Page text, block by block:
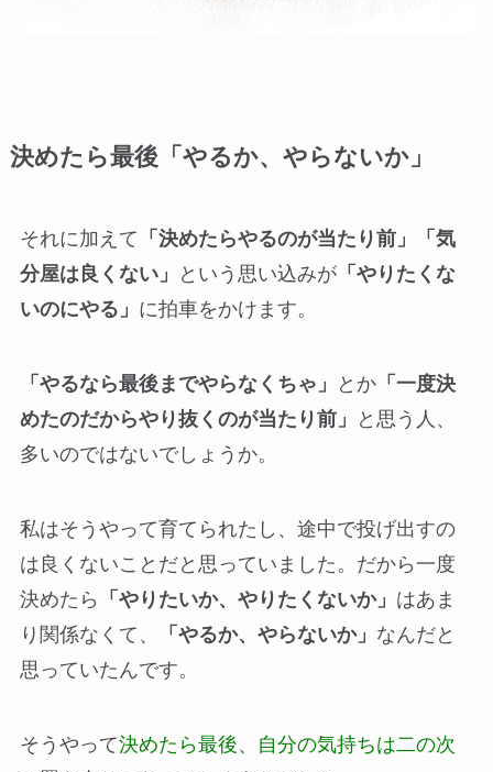
決めたら最後「やるか、やらないか」
それに加えて 「決めたらやるのが当たり前」「気
分屋は良くない」
という思い込みが「やりたくな
いのにやる」 に拍車をかけます。
「やるなら最後までやらなくちゃ」 とか「一度決
めたのだからやり抜くのが当たり前」
と思う人、
多いのではないでしょうか。
私はそうやって育てられたし、途中で投げ出すの
は良くないことだと思っていました。だから一度
決めたら
「やりたいか、やりたくないか」 はあま
り関係なくて、
「やるか、やらないか」 なんだと
思っていたんです。
そうやって決めたら最後、
自分の気持ちは二の次